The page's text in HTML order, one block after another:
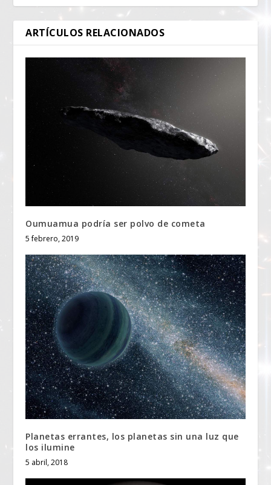
ARTÍCULOS RELACIONADOS
Oumuamua podría ser polvo de cometa
5 febrero, 2019
Planetas errantes, los planetas sin una luz que
los ilumine
5 abril, 2018